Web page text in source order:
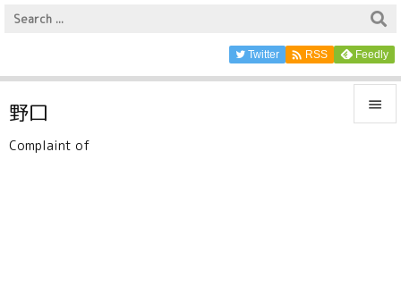

Twitter  RSS Feedly
野口
Complaint of